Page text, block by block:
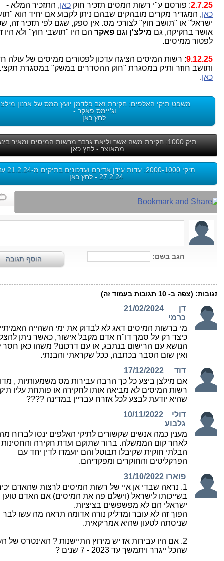
2.7.25: פורסם ע"י רשות המסים תזכיר חוקכאן, התזכיר המלא -
כאן,המגדיר מקרים מובהקים שבהם ניתן לקבוע אם יחיד הוא
ישראל" או "תושב חוץ" לצורכי מס. אין ספק, שגם לפי תזכיר זה,
אושר בחקיקה, גםמילצ'ןוגםפאקרהם היו "תושבי חוץ" ולא היו
לפטור ממיסים.
9.12.25: רשות המיסים הציגה עדכון לפטורים ממיסים של עולה
ותושב חוזר ותיק במסגרת "חוק ההסדרים במשק" במסגרת תקציב 2026 -
כאן.
משפט תיקי האלפים: חקירת זאב פלדמן יועץ המס של ארנון מילצ'ן
וג'יימס פאקר -
לחץ כאן
תיק 1000: חקירת משה אשר וליאת גרבר מרשות המיסים ומאיר בינג
מהאוצר - לחץ כאן
תיקי 2000-1000: עדות עידן אדירם ועדכונים בתיקים מ-21.2.24 עד
27.2.24 - לחץ כאן